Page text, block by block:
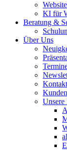
KI für
Beratung &
Über Uns
Kontakt
Unsere